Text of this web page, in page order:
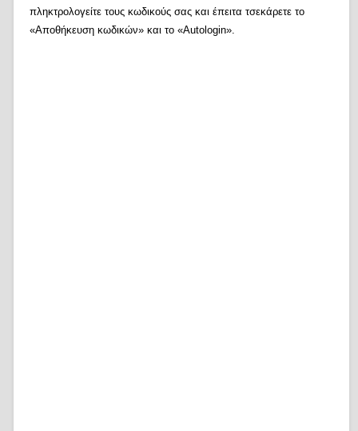
πληκτρολογείτε τους κωδικούς σας και έπειτα τσεκάρετε το
«Αποθήκευση κωδικών» και το «Autologin».